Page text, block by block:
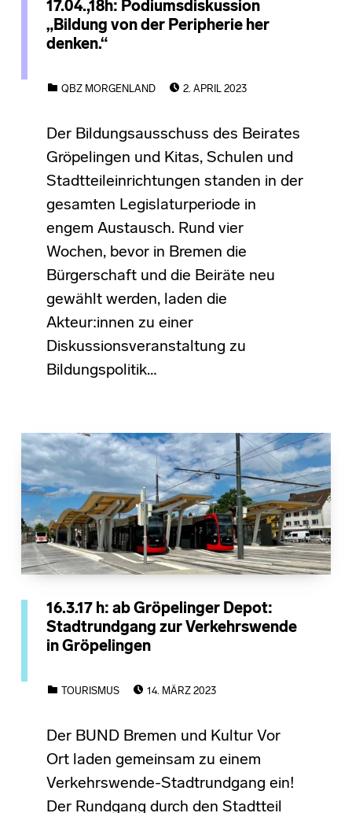
17.04.,18h: Podiumsdiskussion
„Bildung von der Peripherie her
denken.“
QBZ MORGENLAND
2. APRIL 2023
Der Bildungsausschuss des Beirates
Gröpelingen und Kitas, Schulen und
Stadtteileinrichtungen standen in der
gesamten Legislaturperiode in
engem Austausch. Rund vier
Wochen, bevor in Bremen die
Bürgerschaft und die Beiräte neu
gewählt werden, laden die
Akteur:innen zu einer
Diskussionsveranstaltung zu
Bildungspolitik…
16.3.17 h: ab Gröpelinger Depot:
Stadtrundgang zur Verkehrswende
in Gröpelingen
TOURISMUS
14. MÄRZ 2023
Der BUND Bremen und Kultur Vor
Ort laden gemeinsam zu einem
Verkehrswende-Stadtrundgang ein!
Der Rundgang durch den Stadtteil